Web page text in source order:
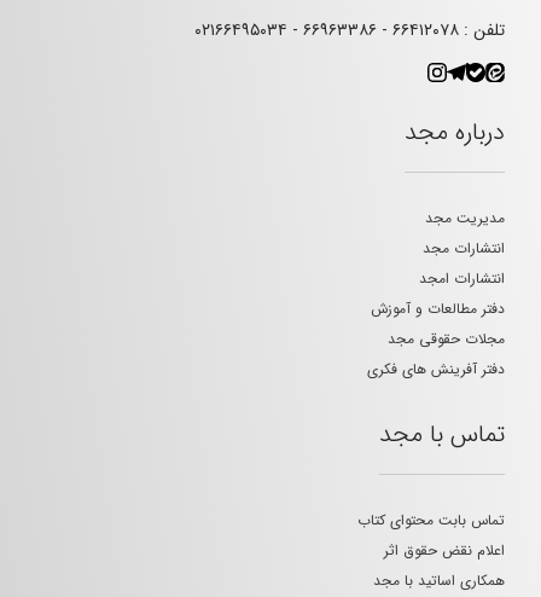
تلفن : ۶۶۴۱۲۰۷۸ - ۶۶۹۶۳۳۸۶ - ۰۲۱۶۶۴۹۵۰۳۴
درباره مجد
مدیریت مجد
انتشارات مجد
انتشارات امجد
دفتر مطالعات و آموزش
مجلات حقوقی مجد
دفتر آفرینش های فکری
تماس با مجد
تماس بابت محتوای کتاب
اعلام نقض حقوق اثر
همکاری اساتید با مجد